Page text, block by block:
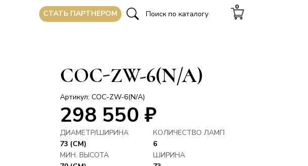
CТАТЬ ПАРТНЕРОМ
0
COC-ZW-6(N/A)
Артикул: COC-ZW-6(N/A)
298 550 ₽
ДИАМЕТР/ШИРИНА
73 (СМ)
КОЛИЧЕСТВО ЛАМП
6
МИН. ВЫСОТА
ШИРИНА